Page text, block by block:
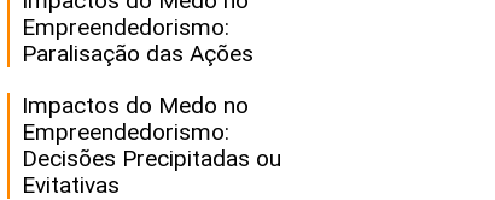
Empreendedorismo:
Paralisação das Ações
Impactos do Medo no
Empreendedorismo:
Decisões Precipitadas ou
Evitativas